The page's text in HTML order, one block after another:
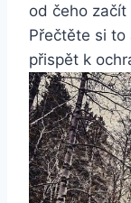
od čeho začít
Přečtěte si
přispět k